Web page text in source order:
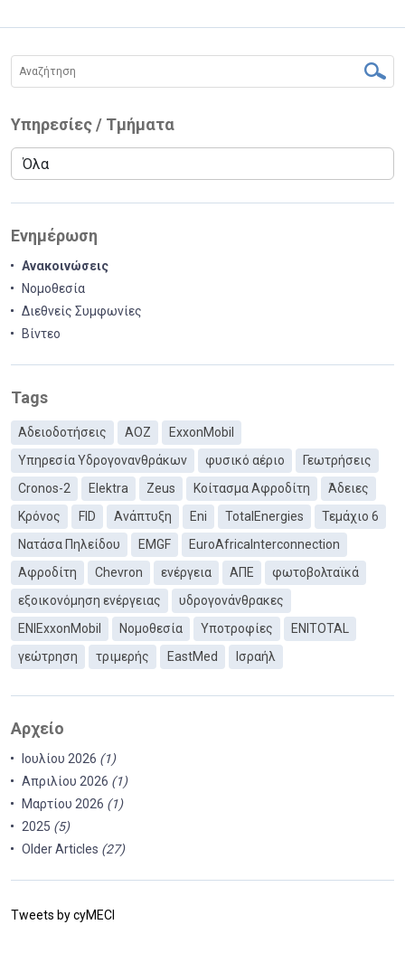
Υπηρεσίες / Τμήματα
Ενημέρωση
Ανακοινώσεις
Νομοθεσία
Διεθνείς Συμφωνίες
Βίντεο
Tags
Αδειοδοτήσεις ΑΟΖ
ExxonMobil
Υπηρεσία Υδρογονανθράκων
φυσικό αέριο
Γεωτρήσεις
Cronos-2
Elektra Zeus Κοίτασμα Αφροδίτη
Άδειες
Κρόνος
FID Ανάπτυξη Eni TotalEnergies
Τεμάχιο 6
Νατάσα Πηλείδου
EMGF
EuroAfricaInterconnection
Αφροδίτη
Chevron ενέργεια ΑΠΕ
φωτοβολταϊκά
εξοικονόμηση ενέργειας
υδρογονάνθρακες
ΕΝΙExxonMobil
Νομοθεσία Υποτροφίες
ENITOTAL
γεώτρηση
τριμερής EastMed Ισραήλ
Αρχείο
Ιουλίου 2026 (1)
Απριλίου 2026 (1)
Μαρτίου 2026 (1)
2025 (5)
Older Articles (27)
Tweets by cyMECI